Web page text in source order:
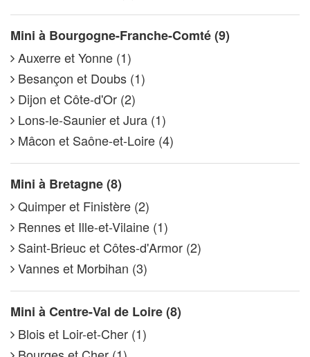
Mini à Bourgogne-Franche-Comté (9)
Auxerre et Yonne (1)
Besançon et Doubs (1)
Dijon et Côte-d'Or (2)
Lons-le-Saunier et Jura (1)
Mâcon et Saône-et-Loire (4)
Mini à Bretagne (8)
Quimper et Finistère (2)
Rennes et Ille-et-Vilaine (1)
Saint-Brieuc et Côtes-d'Armor (2)
Vannes et Morbihan (3)
Mini à Centre-Val de Loire (8)
Blois et Loir-et-Cher (1)